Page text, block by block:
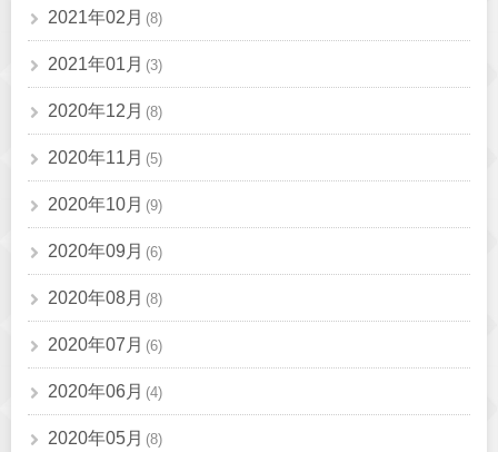
2021年02月 (8)
2021年01月 (3)
2020年12月 (8)
2020年11月 (5)
2020年10月 (9)
2020年09月 (6)
2020年08月 (8)
2020年07月 (6)
2020年06月 (4)
2020年05月 (8)